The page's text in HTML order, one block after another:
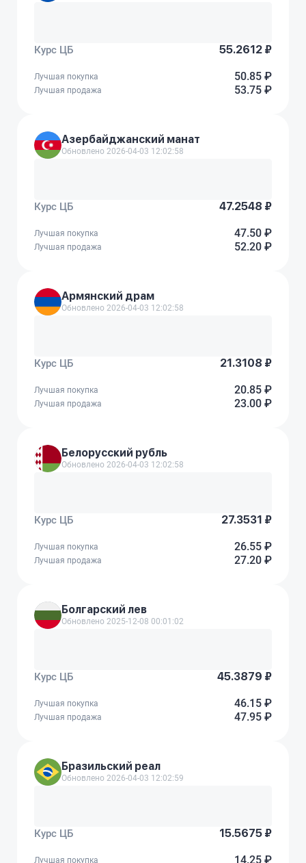
Курс ЦБ 55.2612 ₽
Лучшая покупка 50.85 ₽
Лучшая продажа 53.75 ₽
Азербайджанский манат
Обновлено 2026-04-03 12:02:58
Курс ЦБ 47.2548 ₽
Лучшая покупка 47.50 ₽
Лучшая продажа 52.20 ₽
Армянский драм
Обновлено 2026-04-03 12:02:58
Курс ЦБ 21.3108 ₽
Лучшая покупка 20.85 ₽
Лучшая продажа 23.00 ₽
Белорусский рубль
Обновлено 2026-04-03 12:02:58
Курс ЦБ 27.3531 ₽
Лучшая покупка 26.55 ₽
Лучшая продажа 27.20 ₽
Болгарский лев
Обновлено 2025-12-08 00:01:02
Курс ЦБ 45.3879 ₽
Лучшая покупка 46.15 ₽
Лучшая продажа 47.95 ₽
Бразильский реал
Обновлено 2026-04-03 12:02:59
Курс ЦБ 15.5675 ₽
Лучшая покупка 14.25 ₽